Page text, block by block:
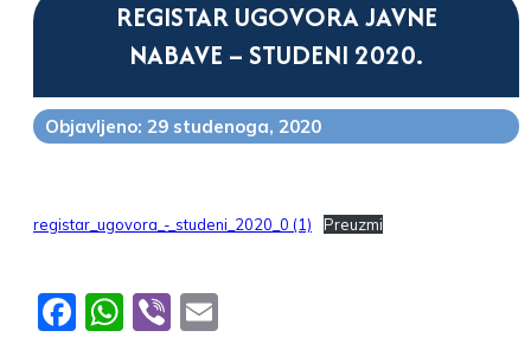
REGISTAR UGOVORA JAVNE
NABAVE – STUDENI 2020.
Objavljeno: 29 studenoga, 2020
registar_ugovora_-_studeni_2020_0 (1) Preuzmi
Facebook
WhatsApp
Viber